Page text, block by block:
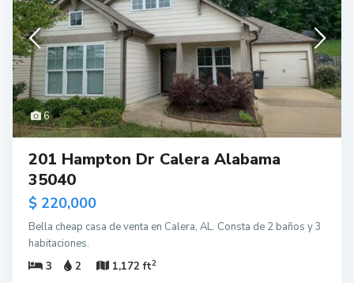
6
201 Hampton Dr Calera Alabama
35040
$ 220,000
Bella cheap casa de venta en Calera, AL. Consta de 2 baños y 3
habitaciones.
3
2 1,172 ft2